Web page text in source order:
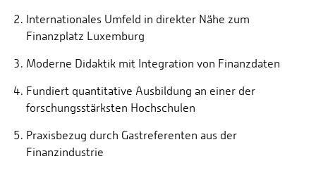
Internationales Umfeld in direkter Nähe zum
Finanzplatz Luxemburg
Moderne Didaktik mit Integration von Finanzdaten
Fundiert quantitative Ausbildung an einer der
forschungsstärksten Hochschulen
Praxisbezug durch Gastreferenten aus der
Finanzindustrie